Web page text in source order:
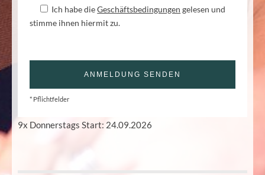
Ich habe dieGeschäftsbedingungen gelesen und
stimme ihnen hiermit zu.
* Pflichtfelder
9x Donnerstags Start: 24.09.2026